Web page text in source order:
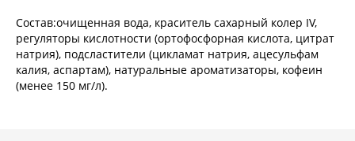
Состав:очищенная вода, краситель сахарный колер IV,
регуляторы кислотности (ортофосфорная кислота, цитрат
натрия), подсластители (цикламат натрия, ацесульфам
калия, аспартам), натуральные ароматизаторы, кофеин
(менее 150 мг/л).